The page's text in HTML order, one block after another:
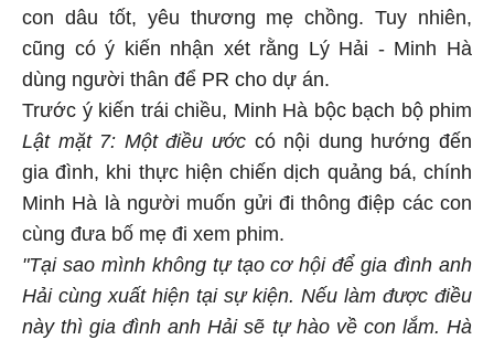
con dâu tốt, yêu thương mẹ chồng. Tuy nhiên,
cũng có ý kiến nhận xét rằng Lý Hải - Minh Hà
dùng người thân để PR cho dự án.
Trước ý kiến trái chiều, Minh Hà bộc bạch bộ phim
Lật mặt 7: Một điều ước có nội dung hướng đến
gia đình, khi thực hiện chiến dịch quảng bá, chính
Minh Hà là người muốn gửi đi thông điệp các con
cùng đưa bố mẹ đi xem phim.
"Tại sao mình không tự tạo cơ hội để gia đình anh
Hải cùng xuất hiện tại sự kiện. Nếu làm được điều
này thì gia đình anh Hải sẽ tự hào về con lắm. Hà